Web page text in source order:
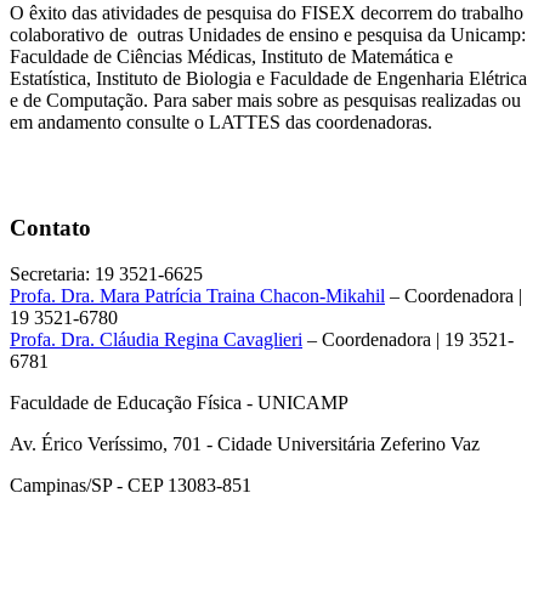
O êxito das atividades de pesquisa do FISEX decorrem do trabalho
colaborativo de outras Unidades de ensino e pesquisa da Unicamp:
Faculdade de Ciências Médicas, Instituto de Matemática e
Estatística, Instituto de Biologia e Faculdade de Engenharia Elétrica
e de Computação. Para saber mais sobre as pesquisas realizadas ou
em andamento consulte o LATTES das coordenadoras.
Contato
Secretaria: 19 3521-6625
Profa. Dra. Mara Patrícia Traina Chacon-Mikahil – Coordenadora |
19 3521-6780
Profa. Dra. Cláudia Regina Cavaglieri – Coordenadora | 19 3521-
6781
Faculdade de Educação Física - UNICAMP
Av. Érico Veríssimo, 701 - Cidade Universitária Zeferino Vaz
Campinas/SP - CEP 13083-851